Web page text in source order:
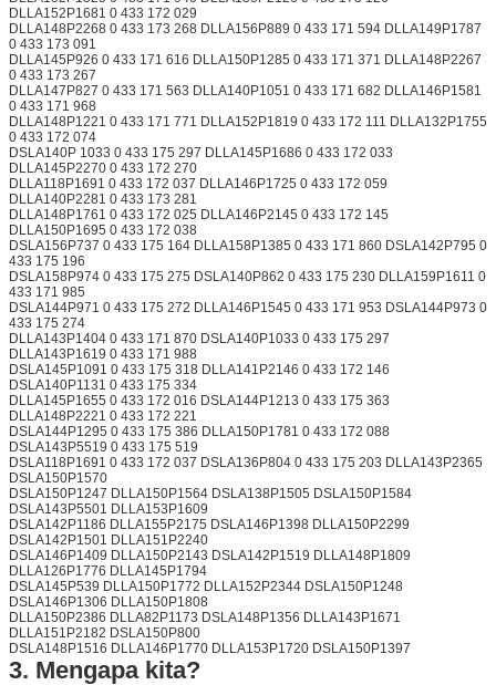
DLLA152P1681 0 433 172 029
DLLA148P2268 0 433 173 268 DLLA156P889 0 433 171 594 DLLA149P1787
0 433 173 091
DLLA145P926 0 433 171 616 DLLA150P1285 0 433 171 371 DLLA148P2267
0 433 173 267
DLLA147P827 0 433 171 563 DLLA140P1051 0 433 171 682 DLLA146P1581
0 433 171 968
DLLA148P1221 0 433 171 771 DLLA152P1819 0 433 172 111 DLLA132P1755
0 433 172 074
DSLA140P 1033 0 433 175 297 DLLA145P1686 0 433 172 033
DLLA145P2270 0 433 172 270
DLLA118P1691 0 433 172 037 DLLA146P1725 0 433 172 059
DLLA140P2281 0 433 173 281
DLLA148P1761 0 433 172 025 DLLA146P2145 0 433 172 145
DLLA150P1695 0 433 172 038
DSLA156P737 0 433 175 164 DLLA158P1385 0 433 171 860 DSLA142P795 0
433 175 196
DSLA158P974 0 433 175 275 DSLA140P862 0 433 175 230 DLLA159P1611 0
433 171 985
DSLA144P971 0 433 175 272 DLLA146P1545 0 433 171 953 DSLA144P973 0
433 175 274
DLLA143P1404 0 433 171 870 DSLA140P1033 0 433 175 297
DLLA143P1619 0 433 171 988
DSLA145P1091 0 433 175 318 DLLA141P2146 0 433 172 146
DSLA140P1131 0 433 175 334
DLLA145P1655 0 433 172 016 DSLA144P1213 0 433 175 363
DLLA148P2221 0 433 172 221
DSLA144P1295 0 433 175 386 DLLA150P1781 0 433 172 088
DSLA143P5519 0 433 175 519
DSLA118P1691 0 433 172 037 DSLA136P804 0 433 175 203 DLLA143P2365
DSLA150P1570
DSLA150P1247 DLLA150P1564 DSLA138P1505 DSLA150P1584
DSLA143P5501 DLLA153P1609
DSLA142P1186 DLLA155P2175 DSLA146P1398 DLLA150P2299
DSLA142P1501 DLLA151P2240
DSLA146P1409 DLLA150P2143 DSLA142P1519 DLLA148P1809
DLLA126P1776 DLLA145P1794
DSLA145P539 DLLA150P1772 DLLA152P2344 DSLA150P1248
DSLA146P1306 DLLA150P1808
DLLA150P2386 DLLA82P1173 DSLA148P1356 DLLA143P1671
DLLA151P2182 DSLA150P800
DSLA148P1516 DLLA146P1770 DLLA153P1720 DSLA150P1397
3. Mengapa kita?